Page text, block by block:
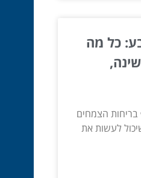
כל מה
בריחות הצמחים
לעשות את